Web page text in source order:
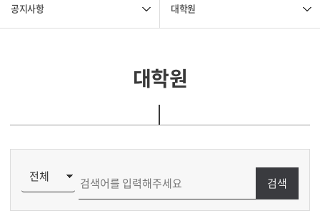
공지사항 대학원
대학원
검색